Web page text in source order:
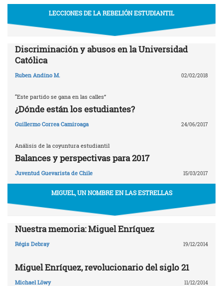
LECCIONES DE LA REBELIÓN ESTUDIANTIL
Discriminación y abusos en la Universidad
Católica
Ruben Andino M. 02/02/2018
“Este partido se gana en las calles”
¿Dónde están los estudiantes?
Guillermo Correa Camiroaga 24/06/2017
Análisis de la coyuntura estudiantil
Balances y perspectivas para 2017
Juventud Guevarista de Chile 15/03/2017
MIGUEL, UN NOMBRE EN LAS ESTRELLAS
Nuestra memoria: Miguel Enríquez
Régis Debray 19/12/2014
Miguel Enríquez, revolucionario del siglo 21
Michael Löwy 11/12/2014